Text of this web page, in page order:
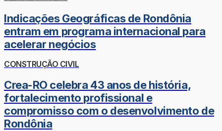
Indicações Geográficas de Rondônia
entram em programa internacional para
acelerar negócios
CONSTRUÇÃO CIVIL
Crea-RO celebra 43 anos de história,
fortalecimento profissional e
compromisso com o desenvolvimento de
Rondônia